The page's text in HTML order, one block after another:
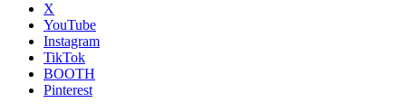
X
YouTube
Instagram
TikTok
BOOTH
Pinterest